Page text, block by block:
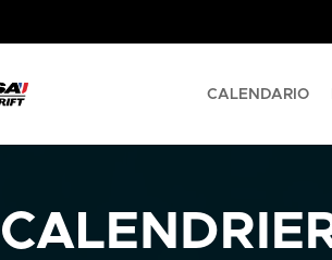
CALENDARIO